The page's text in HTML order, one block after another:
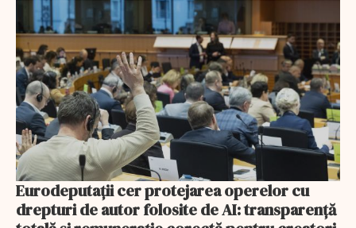
Eurodeputații cer protejarea operelor cu
drepturi de autor folosite de AI: transparență